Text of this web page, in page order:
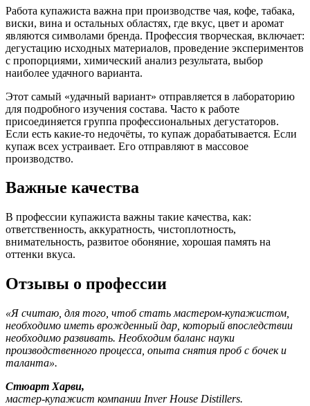
Работа купажиста важна при производстве чая, кофе, табака,
виски, вина и остальных областях, где вкус, цвет и аромат
являются символами бренда. Профессия творческая, включает:
дегустацию исходных материалов, проведение экспериментов
с пропорциями, химический анализ результата, выбор
наиболее удачного варианта.
Этот самый «удачный вариант» отправляется в лабораторию
для подробного изучения состава. Часто к работе
присоединяется группа профессиональных дегустаторов.
Если есть какие-то недочёты, то купаж дорабатывается. Если
купаж всех устраивает. Его отправляют в массовое
производство.
Важные качества
В профессии купажиста важны такие качества, как:
ответственность, аккуратность, чистоплотность,
внимательность, развитое обоняние, хорошая память на
оттенки вкуса.
Отзывы о профессии
«Я считаю, для того, чтоб стать мастером-купажистом,
необходимо иметь врожденный дар, который впоследствии
необходимо развивать. Необходим баланс науки
производственного процесса, опыта снятия проб с бочек и
таланта».
Стюарт Харви,
мастер-купажист компании Inver House Distillers.